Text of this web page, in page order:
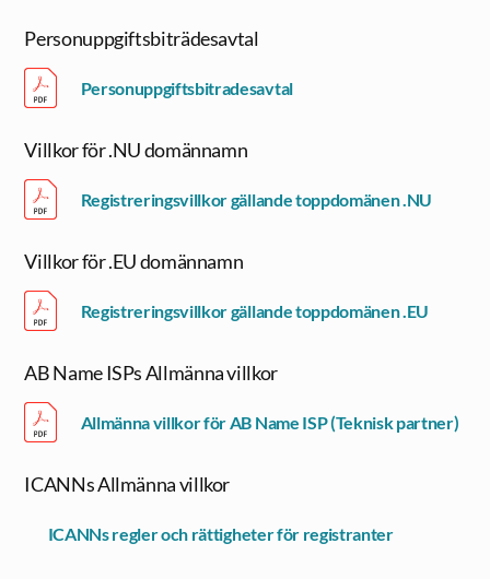
Personuppgiftsbiträdesavtal
Personuppgiftsbitradesavtal
Villkor för .NU domännamn
Registreringsvillkor gällande toppdomänen .NU
Villkor för .EU domännamn
Registreringsvillkor gällande toppdomänen .EU
AB Name ISPs Allmänna villkor
Allmänna villkor för AB Name ISP (Teknisk partner)
ICANNs Allmänna villkor
ICANNs regler och rättigheter för registranter